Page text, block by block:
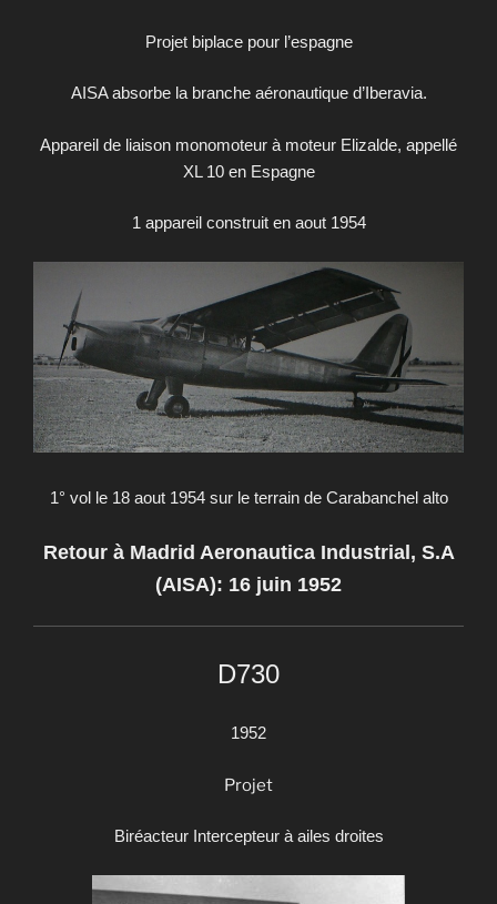
Projet biplace pour l’espagne
AISA absorbe la branche aéronautique d’Iberavia.
Appareil de liaison monomoteur à moteur Elizalde, appellé
XL 10 en Espagne
1 appareil construit en aout 1954
1° vol le 18 aout 1954 sur le terrain de Carabanchel alto
Retour à Madrid Aeronautica Industrial, S.A
(AISA): 16 juin 1952
D730
1952
Projet
Biréacteur Intercepteur à ailes droites